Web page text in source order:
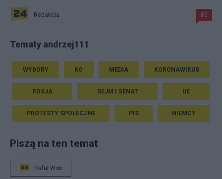
Redakcja 85
Tematy andrzej111
WYBORY KO MEDIA KORONAWIRUS
ROSJA SEJM I SENAT UE
PROTESTY SPOŁECZNE PIS NIEMCY
Piszą na ten temat
Rafał Woś